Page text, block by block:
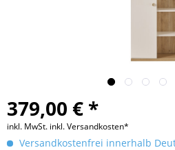
379,00 € *
inkl. MwSt. inkl. Versandkosten*
Versandkostenfrei innerhalb